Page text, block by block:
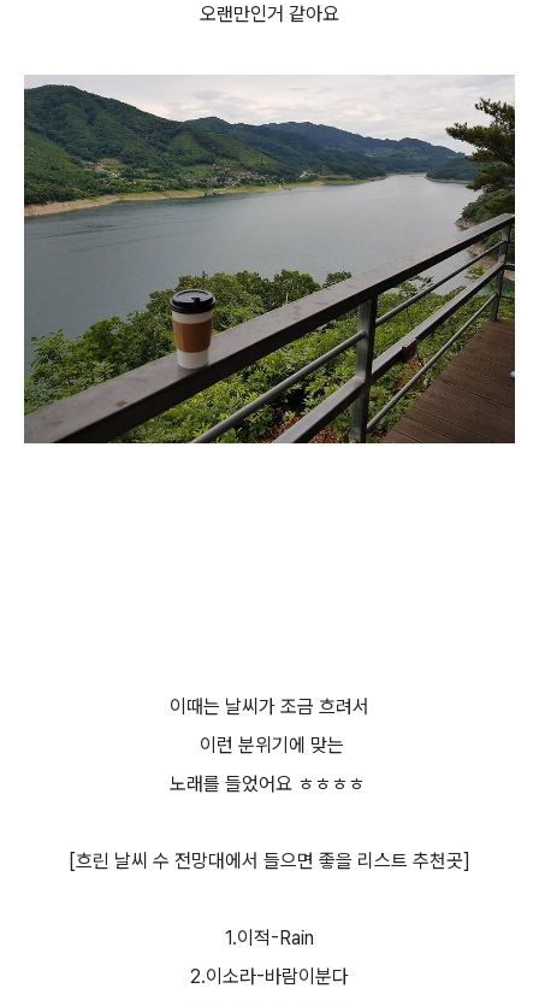
오랜만인거 같아요
이때는 날씨가 조금 흐려서
이런 분위기에 맞는
노래를 들었어요 ㅎㅎㅎㅎ
[흐린 날씨 수 전망대에서 들으면 좋을 리스트 추천곳]
1.이적-Rain
2.이소라-바람이분다